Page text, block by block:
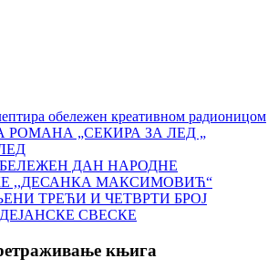
обележен креативном радионицом
РОМАНА „СЕКИРА ЗА ЛЕД „
ДАН НАРОДНЕ
,,ДЕСАНКА МАКСИМОВИЋ“
ТРЕЋИ И ЧЕТВРТИ БРОЈ
СВЕСКЕ
књига